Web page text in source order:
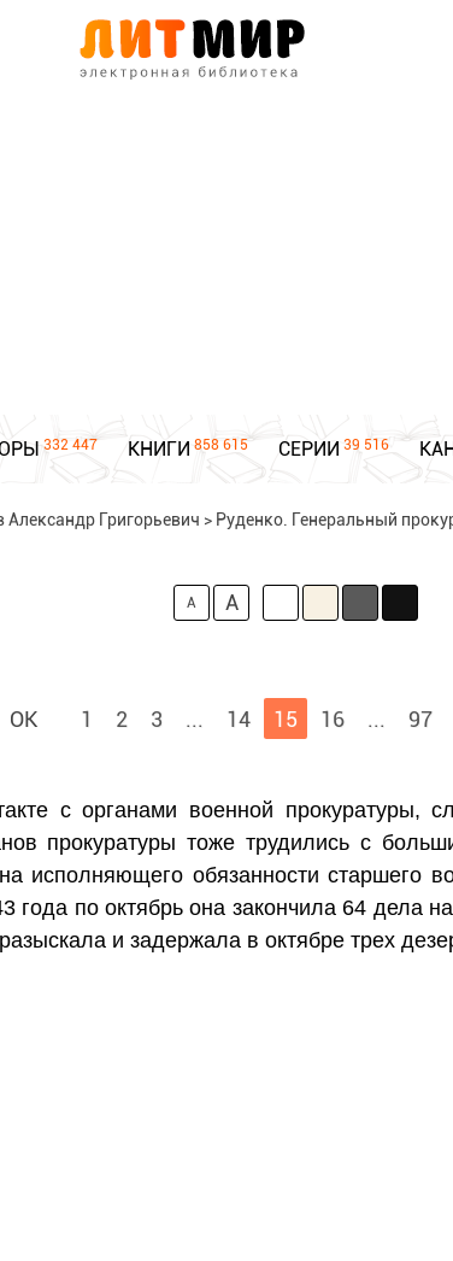
332 447 КНИГИ 858 615 СЕРИИ 39 516
Александр Григорьевич > Руденко. Генеральный
A A
1 2 3 ... 14 15 16 ... 97
с органами военной прокуратуры,
прокуратуры тоже трудились с
исполняющего обязанности старшего
года по октябрь она закончила 64 дела
и задержала в октябре трех